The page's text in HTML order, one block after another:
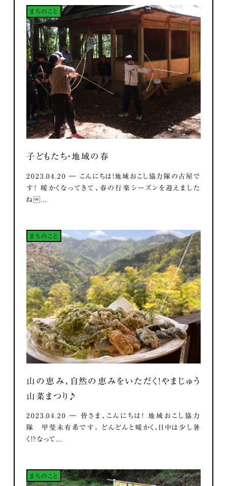
まちのこと
子どもたち・地域の春
2023.04.20 ― こんにちは！地域おこし協力隊の古屋で
す！ 暖かくなってきて、春の行楽シーズンを迎えました
ね...
まちのこと
山の恵み、自然の恵みをいただく！やまじゅう
山菜まつり♪
2023.04.20 ― 皆さま、こんにちは！ 地域おこし協力
隊 甲斐未有希です。 どんどんと暖かく、日中は少し暑
く！？なって...
まちのこと